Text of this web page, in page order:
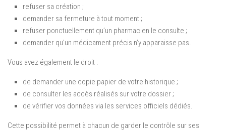
refuser sa création ;
demander sa fermeture à tout moment ;
refuser ponctuellement qu’un pharmacien le consulte ;
demander qu’un médicament précis n’y apparaisse pas.
Vous avez également le droit :
de demander une copie papier de votre historique ;
de consulter les accès réalisés sur votre dossier ;
de vérifier vos données via les services officiels dédiés.
Cette possibilité permet à chacun de garder le contrôle sur ses